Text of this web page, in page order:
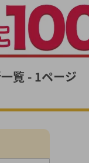
覧 - 1ページ